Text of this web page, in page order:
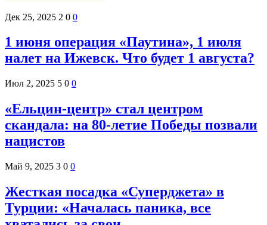
Дек 25, 2025 2 0 0
1 июня операция «Паутина», 1 июля
налет на Ижевск. Что будет 1 августа?
Июл 2, 2025 5 0 0
«Ельцин-центр» стал центром
скандала: на 80-летие Победы позвали
нацистов
Май 9, 2025 3 0 0
Жесткая посадка «Суперджета» в
Турции: «Началась паника, все